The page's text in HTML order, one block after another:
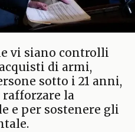
vi siano controlli
di armi,
sotto i 21 anni,
la
e per sostenere gli